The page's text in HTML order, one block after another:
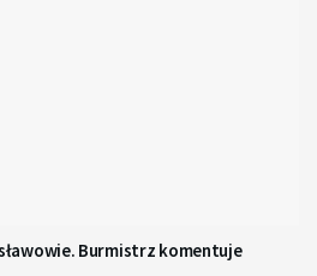
Burmistrz komentuje